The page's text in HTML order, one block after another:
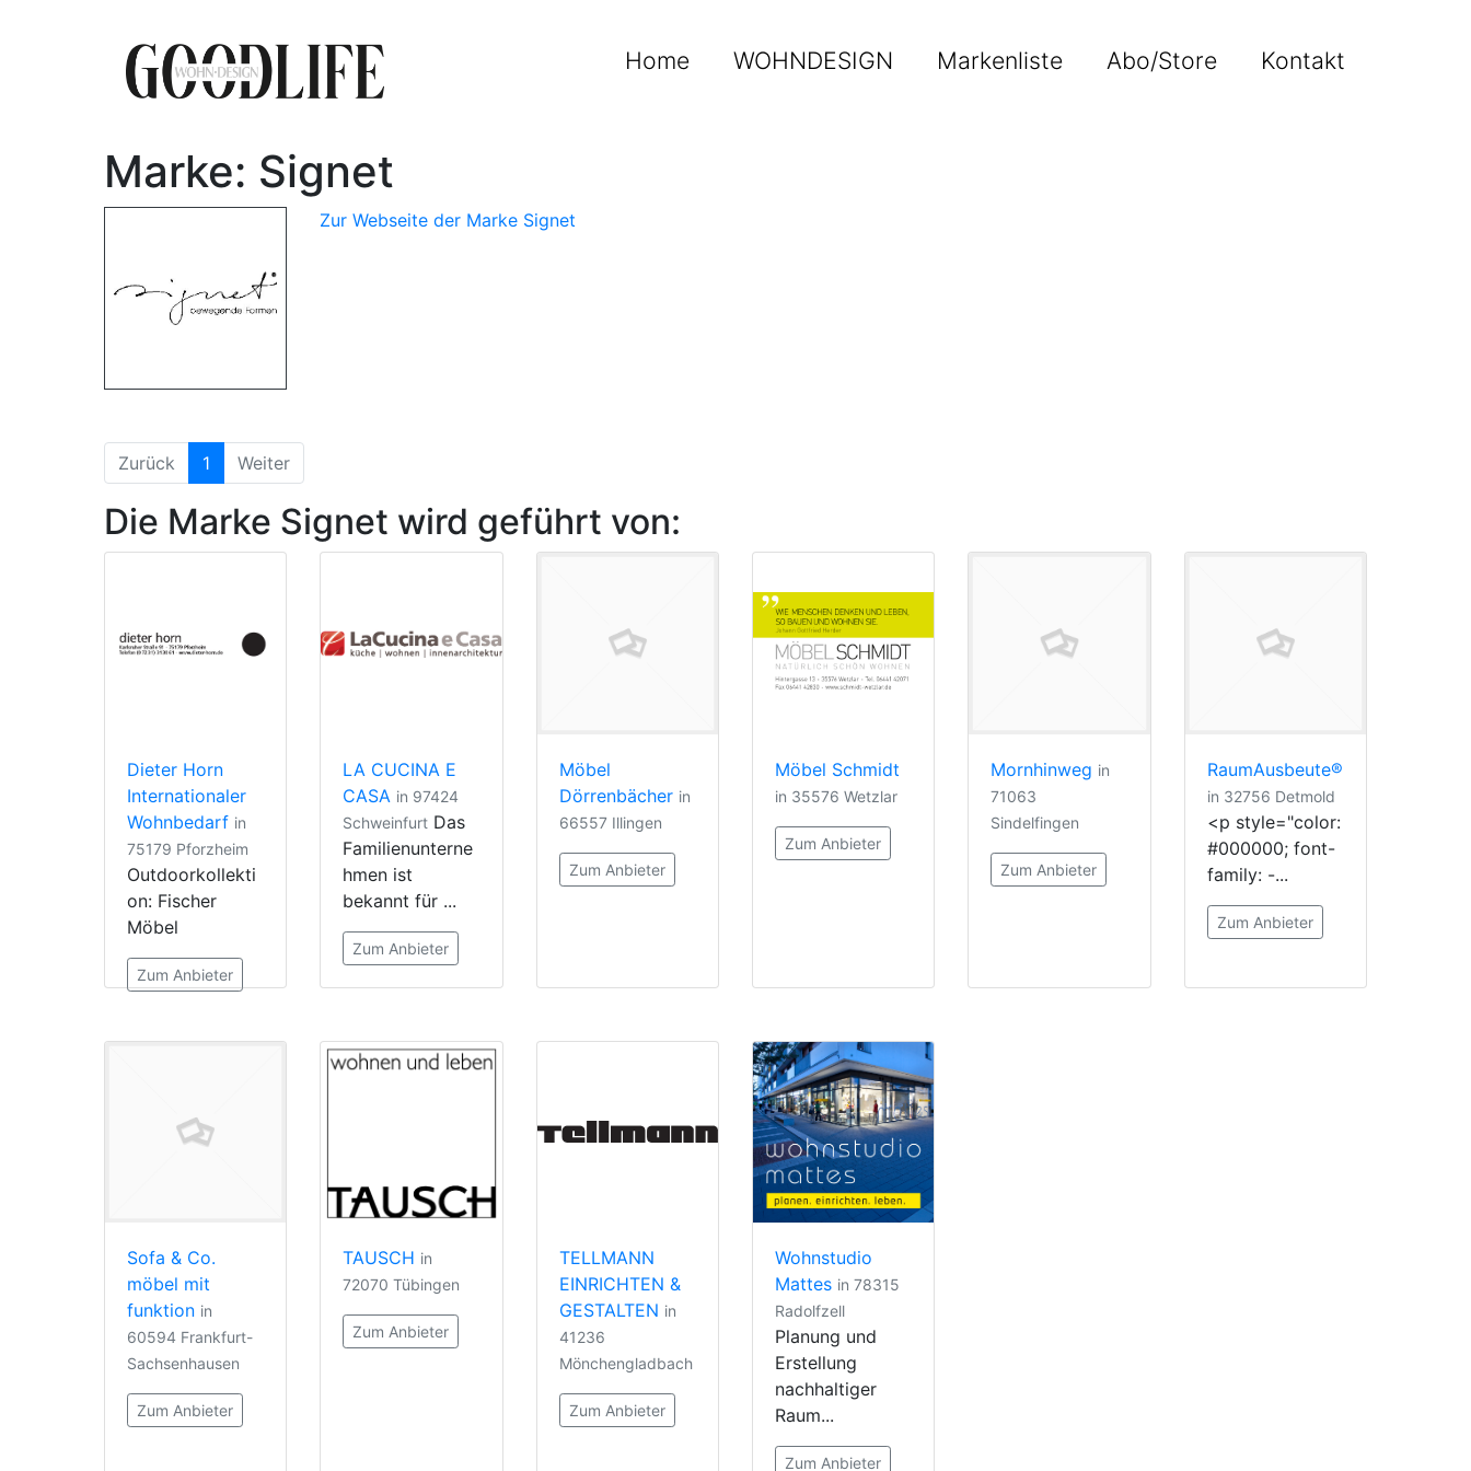
Home WOHNDESIGN Markenliste Abo/Store Kontakt
Marke: Signet
Zur Webseite der Marke Signet
Zurück 1 (aktuell)
Weiter
Die Marke Signet wird geführt von:
Dieter Horn
Internationaler
Wohnbedarf in
75179 Pforzheim
Outdoorkollekti
on: Fischer
Möbel
Zum Anbieter
LA CUCINA E
CASA in 97424
Schweinfurt Das
Familienunterne
hmen ist
bekannt für ...
Zum Anbieter
Möbel
Dörrenbächer in
66557 Illingen
Zum Anbieter
Möbel Schmidt
in 35576 Wetzlar
Zum Anbieter
Mornhinweg in
71063
Sindelfingen
Zum Anbieter
RaumAusbeute®
in 32756 Detmold
<p style="color:
#000000; font-
family: -...
Zum Anbieter
Sofa & Co.
möbel mit
funktion in
60594 Frankfurt-
Sachsenhausen
Zum Anbieter
TAUSCH in
72070 Tübingen
Zum Anbieter
TELLMANN
EINRICHTEN &
GESTALTEN in
41236
Mönchengladbach
Zum Anbieter
Wohnstudio
Mattes in 78315
Radolfzell
Planung und
Erstellung
nachhaltiger
Raum...
Zum Anbieter